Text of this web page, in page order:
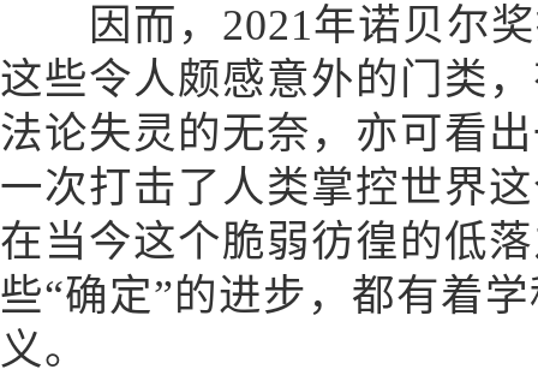
因而，2021年诺贝尔奖
这些令人颇感意外的门类
法论失灵的无奈，亦可看
一次打击了人类掌控世界
在当今这个脆弱彷徨的低
些“确定”的进步，都有着
义。